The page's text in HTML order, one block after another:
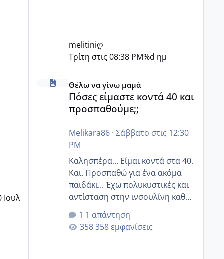
Ιουλ
melitiniღ
Τρίτη στις 08:38 PM%d ημ
Πόσες είμαστε κοντά 40 και προσπαθούμε;;
Θέλω να γίνω μαμά
Πόσες είμαστε κοντά 40 και
προσπαθούμε;;
Melikara86· Σάββατο στις 12:30
PM
Καλησπέρα... Είμαι κοντά στα 40.
Και. Προσπαθώ για ένα ακόμα
παιδάκι... Έχω πολυκυστικές και
αντίσταση στην ινσουλίνη καθώς
και χάσιμοτο! Έχω λίγα κιλά
παραπάνω και όσο κ αν
προσπαθώ δεν χάνω εύκολα!
1 απάντηση
358 εμφανίσεις